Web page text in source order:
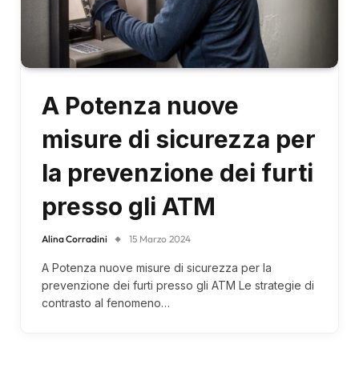
A Potenza nuove
misure di sicurezza per
la prevenzione dei furti
presso gli ATM
Alina Corradini 15 Marzo 2024
A Potenza nuove misure di sicurezza per la
prevenzione dei furti presso gli ATM Le strategie di
contrasto al fenomeno…